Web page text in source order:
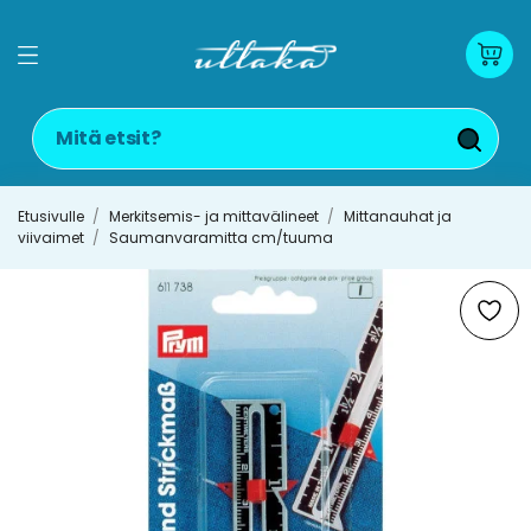
Etusivulle Merkitsemis- ja mittavälineet
Mittanauhat ja
viivaimet
Saumanvaramitta cm/tuuma